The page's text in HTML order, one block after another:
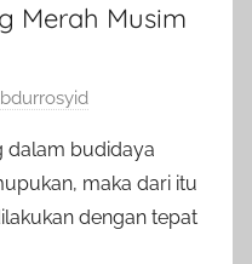
Merah Musim
dalam budidaya
maka dari itu
dengan tepat